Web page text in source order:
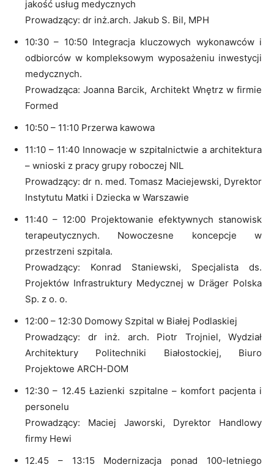
jakość usług medycznych
Prowadzący: dr inż.arch. Jakub S. Bil, MPH
10:30 – 10:50 Integracja kluczowych wykonawców i
odbiorców w kompleksowym wyposażeniu inwestycji
medycznych.
Prowadząca: Joanna Barcik, Architekt Wnętrz w firmie
Formed
10:50 – 11:10 Przerwa kawowa
11:10 – 11:40 Innowacje w szpitalnictwie a architektura
– wnioski z pracy grupy roboczej NIL
Prowadzący: dr n. med. Tomasz Maciejewski, Dyrektor
Instytutu Matki i Dziecka w Warszawie
11:40 – 12:00 Projektowanie efektywnych stanowisk
terapeutycznych. Nowoczesne koncepcje w
przestrzeni szpitala.
Prowadzący: Konrad Staniewski, Specjalista ds.
Projektów Infrastruktury Medycznej w Dräger Polska
Sp. z o. o.
12:00 – 12:30 Domowy Szpital w Białej Podlaskiej
Prowadzący: dr inż. arch. Piotr Trojniel, Wydział
Architektury Politechniki Białostockiej, Biuro
Projektowe ARCH-DOM
12:30 – 12.45 Łazienki szpitalne – komfort pacjenta i
personelu
Prowadzący: Maciej Jaworski, Dyrektor Handlowy
firmy Hewi
12.45 – 13:15 Modernizacja ponad 100-letniego